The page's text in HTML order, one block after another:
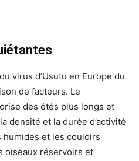
virus d’Usutu en Europe du
de facteurs. Le
des étés plus longs et
densité et la durée d’activité
humides et les couloirs
oiseaux réservoirs et